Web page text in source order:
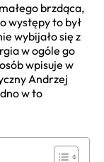
brzdąca,
występy to był
wybijało się z
w ogóle go
wpisuje w
Andrzej
w to